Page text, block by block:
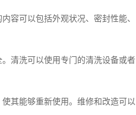
容可以包括外观状况、密封性能、
清洗可以使用专门的清洗设备或者
其能够重新使用。维修和改造可以